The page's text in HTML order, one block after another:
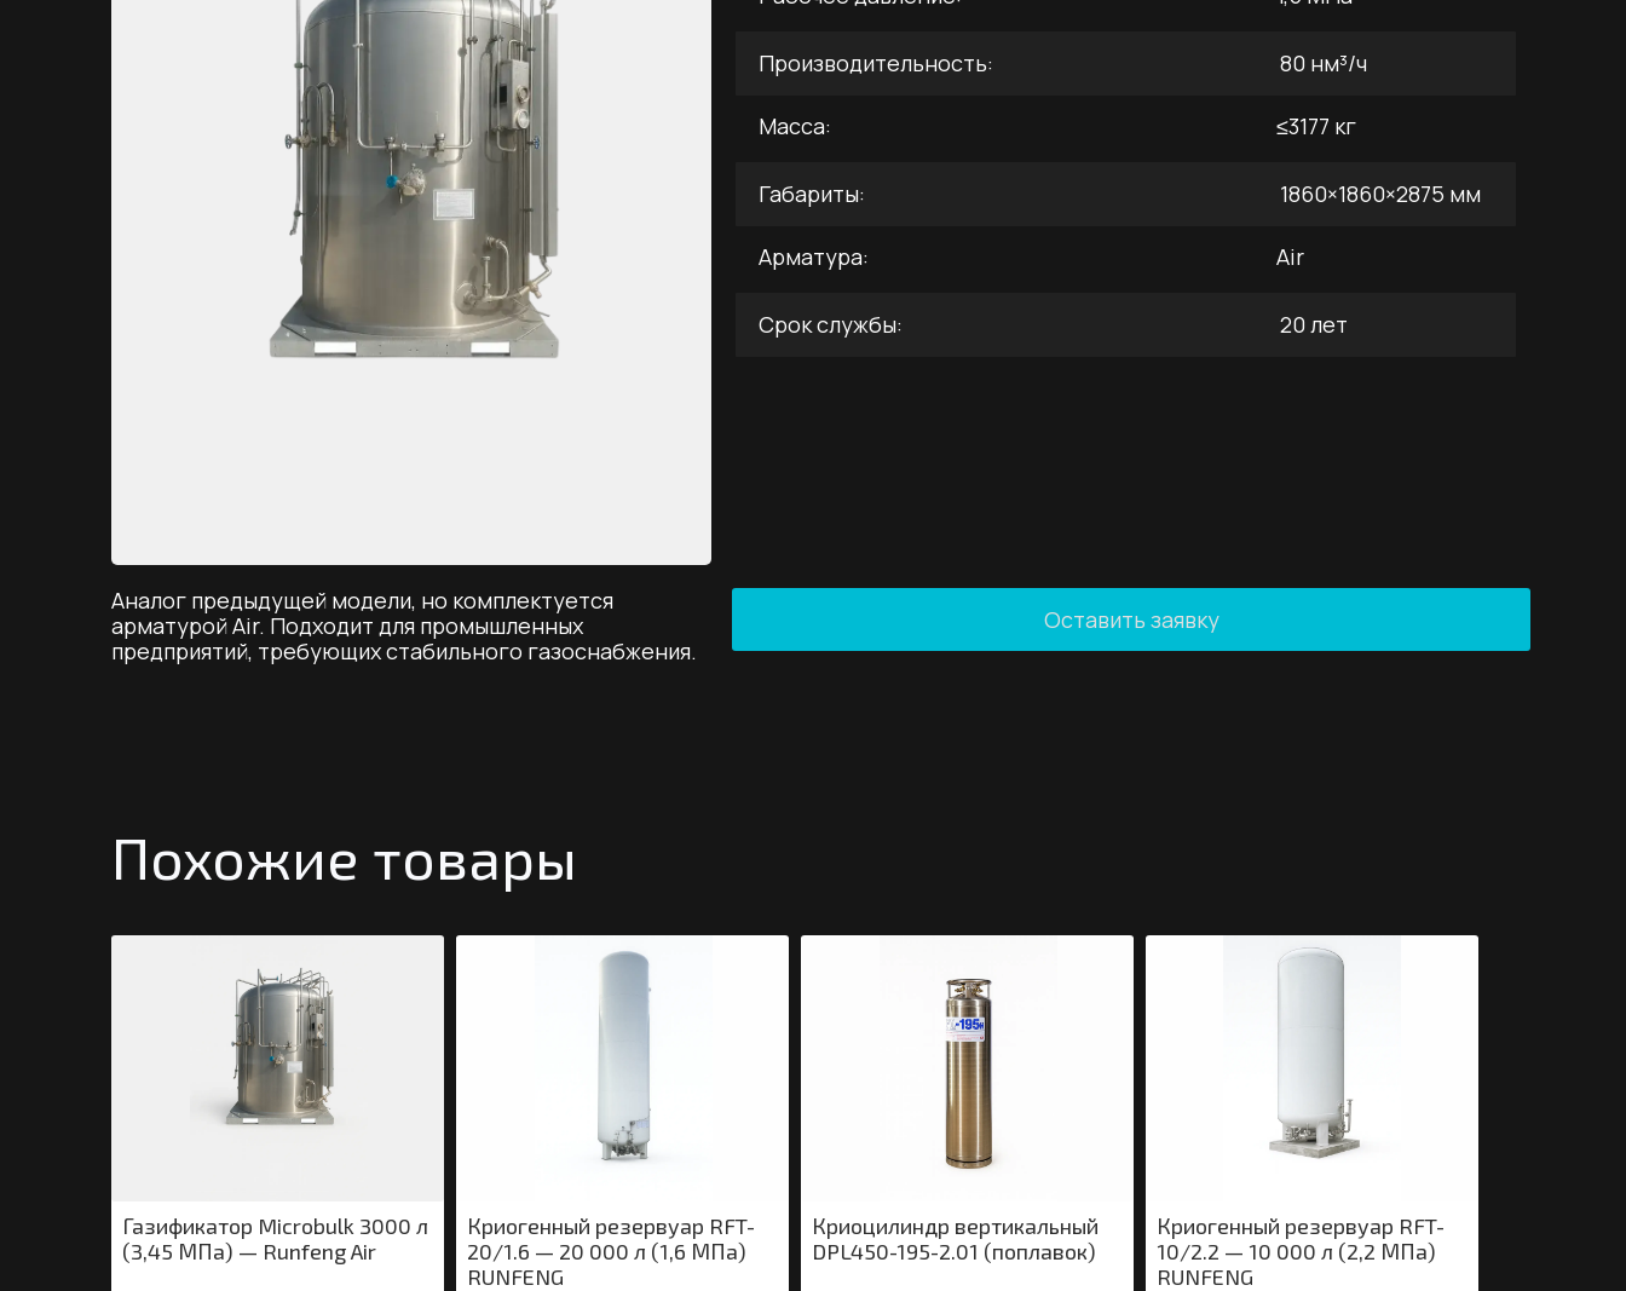
Аналог предыдущей модели, но комплектуется
арматурой Air. Подходит для промышленных
предприятий, требующих стабильного газоснабжения.
Оставить заявку
Производительность: 80 нм³/ч
Габариты: 1860×1860×2875 мм
Срок службы: 20 лет
Масса: ≤3177 кг
Арматура: Air
Похожие товары
Газификатор Microbulk 3000 л
(3,45 МПа) — Runfeng Air
Криогенный резервуар RFT-
20/1.6 — 20 000 л (1,6 МПа)
RUNFENG
Криоцилиндр вертикальный
DPL450-195-2.01 (поплавок)
Криогенный резервуар RFT-
10/2.2 — 10 000 л (2,2 МПа)
RUNFENG